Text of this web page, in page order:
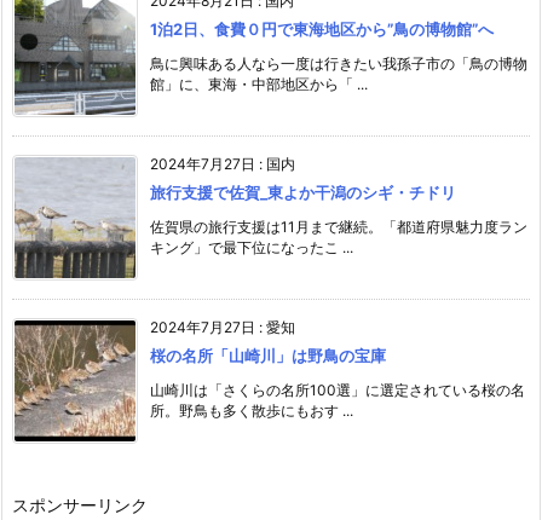
1泊2日、食費０円で東海地区から”鳥の博物館”へ
鳥に興味ある人なら一度は行きたい我孫子市の「鳥の博物
館」に、東海・中部地区から「 ...
2024年7月27日 : 国内
旅行支援で佐賀_東よか干潟のシギ・チドリ
佐賀県の旅行支援は11月まで継続。「都道府県魅力度ラン
キング」で最下位になったこ ...
2024年7月27日 : 愛知
桜の名所「山崎川」は野鳥の宝庫
山崎川は「さくらの名所100選」に選定されている桜の名
所。野鳥も多く散歩にもおす ...
スポンサーリンク